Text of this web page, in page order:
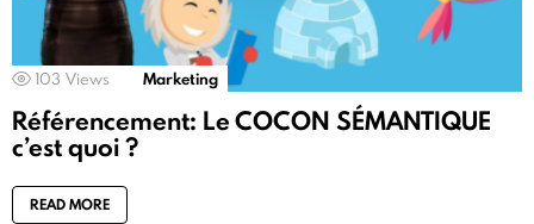
103 Views Marketing
Référencement: Le COCON SÉMANTIQUE
c’est quoi ?
READ MORE